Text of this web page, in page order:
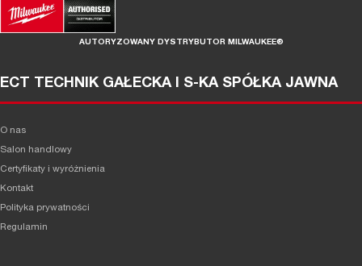
AUTORYZOWANY DYSTRYBUTOR MILWAUKEE®
ECT TECHNIK GAŁECKA I S-KA SPÓŁKA JAWNA
O nas
Salon handlowy
Certyfikaty i wyróżnienia
Kontakt
Polityka prywatności
Regulamin